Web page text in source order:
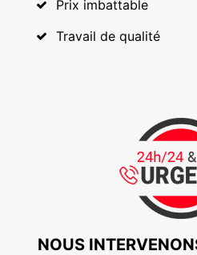
Prix imbattable
Travail de qualité
NOUS